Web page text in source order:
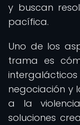
y buscan
pacífica.
Uno de los
trama es
negociación y
a la
soluciones